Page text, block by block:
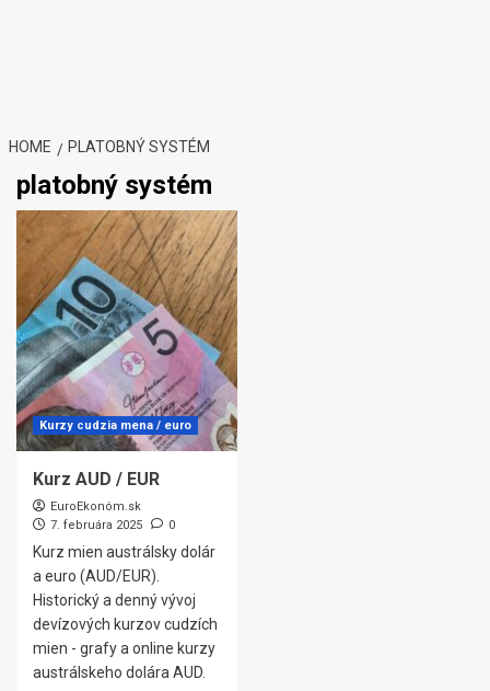
HOME PLATOBNÝ SYSTÉM
platobný systém
Kurzy cudzia mena / euro
Kurz AUD / EUR
EuroEkonóm.sk
7. februára 2025
0
Kurz mien austrálsky dolár
a euro (AUD/EUR).
Historický a denný vývoj
devízových kurzov cudzích
mien - grafy a online kurzy
austrálskeho dolára AUD.